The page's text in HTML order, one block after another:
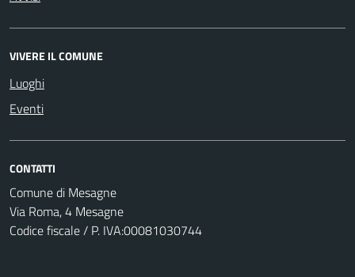
VIVERE IL COMUNE
Luoghi
Eventi
CONTATTI
Comune di Mesagne
Via Roma, 4 Mesagne
Codice fiscale / P. IVA:00081030744